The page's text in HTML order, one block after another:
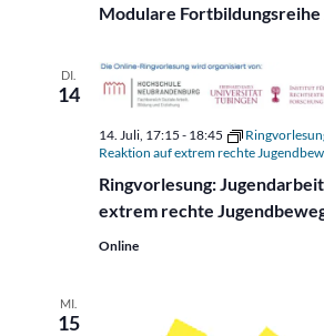
Modulare Fortbildungsreihe
DI.
14
Ringvorlesung:
extrem rechte
14. Juli, 17:15 - 18:45
Reaktion auf extrem rechte
Online
MI.
15